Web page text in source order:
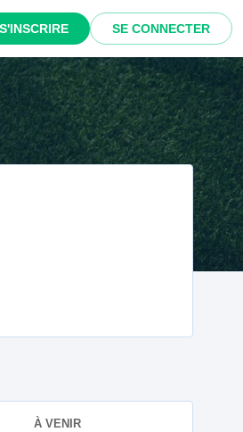
S'INSCRIRE SE CONNECTER
À VENIR